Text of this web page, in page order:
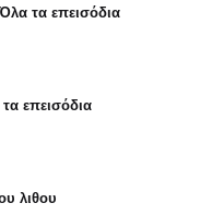
τα επεισόδια
επεισόδια
λιθου